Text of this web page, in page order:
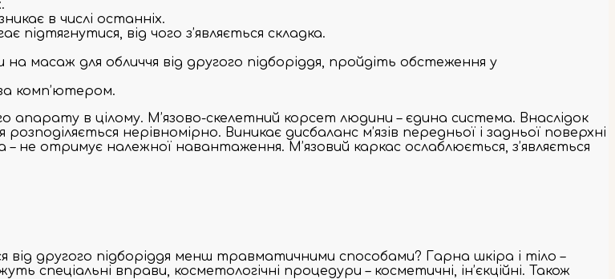
в числі останніх.
підтягнутися, від чого з’являється складка.
масаж для обличчя від другого підборіддя, пройдіть обстеження у
комп’ютером.
в цілому. М’язово-скелетний корсет людини – єдина система. Внаслідок
нерівномірно. Виникає дисбаланс м’язів передньої і задньої поверхні
не отримує належної навантаження. М’язовий каркас ослаблюється, з’являється
від другого підборіддя менш травматичними способами? Гарна шкіра і тіло –
вправи, косметологічні процедури – косметичні, ін’єкційні. Також